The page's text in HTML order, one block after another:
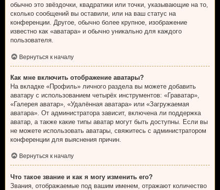
обычно это звёздочки, квадратики или точки, указывающие на то,
сколько сообщений вы оставили, или на ваш статус на
конференции. Другое, обычно более крупное, изображение
известно как «аватара» и обычно уникально для каждого
пользователя.
Вернуться к началу
Как мне включить отображение аватары?
На вкладке «Профиль» личного раздела вы можете добавить
аватару с использованием четырёх инструментов: «Граватар»,
«Галерея аватар», «Удалённая аватара» или «Загружаемая
аватара». От администратора зависит, включена ли поддержка
аватар, а также какие типы аватар могут быть доступны. Если вы
не можете использовать аватары, свяжитесь с администратором
конференции для выяснения причин.
Вернуться к началу
Что такое звание и как я могу изменить его?
Звания, отображаемые под вашим именем, отражают количество